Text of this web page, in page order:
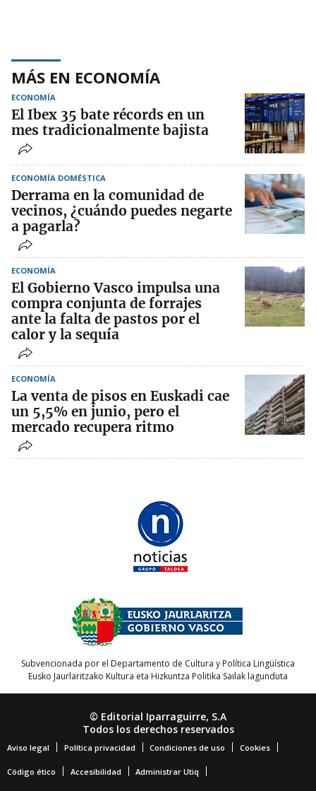
MÁS EN ECONOMÍA
ECONOMÍA
El Ibex 35 bate récords en un
mes tradicionalmente bajista
ECONOMÍA DOMÉSTICA
Derrama en la comunidad de
vecinos, ¿cuándo puedes negarte
a pagarla?
ECONOMÍA
El Gobierno Vasco impulsa una
compra conjunta de forrajes
ante la falta de pastos por el
calor y la sequía
ECONOMÍA
La venta de pisos en Euskadi cae
un 5,5% en junio, pero el
mercado recupera ritmo
Subvencionada por el Departamento de Cultura y Política Lingüística
Eusko Jaurlaritzako Kultura eta Hizkuntza Politika Sailak lagunduta
© Editorial Iparraguirre, S.A
Todos los derechos reservados
Aviso legal Política privacidad Condiciones de uso Cookies
Código ético Accesibilidad Administrar Utiq